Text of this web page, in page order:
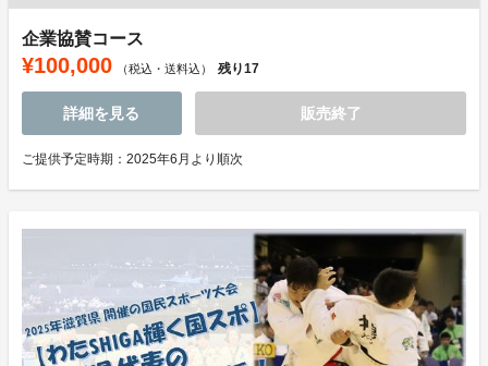
企業協賛コース
¥100,000 （税込・送料込） 残り17
詳細を見る 販売終了
ご提供予定時期：2025年6月より順次